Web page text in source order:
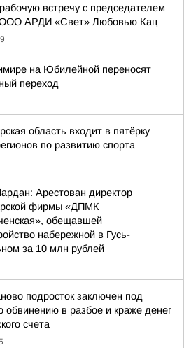
встречу с председателем
АРДИ «Свет» Любовью Кац
на Юбилейной переносят
переход
область входит в пятёрку
по развитию спорта
Арестован директор
фирмы «ДПМК
обещавшей
набережной в Гусь-
за 10 млн рублей
подросток заключен под
обвинению в разбое и краже денег
счета